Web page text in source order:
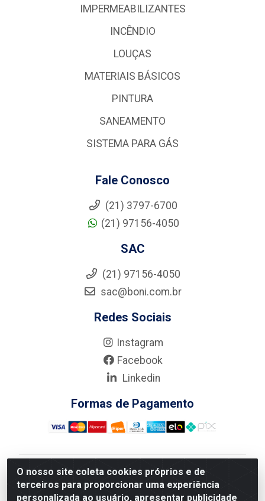
O nosso site coleta cookies próprios e de
terceiros para proporcionar uma experiência
personalizada ao usuário, apresentar publicidade
IMPERMEABILIZANTES
INCÊNDIO
LOUÇAS
MATERIAIS BÁSICOS
PINTURA
SANEAMENTO
SISTEMA PARA GÁS
Fale Conosco
(21) 3797-6700
(21) 97156-4050
SAC
(21) 97156-4050
sac@boni.com.br
Redes Sociais
Instagram
Facebook
Linkedin
Formas de Pagamento
Nova Boni Distribuidora de Material de Construção LTDA
- Rua Alice Tibiriçá, 330 - Vila Da Penha, Rio de
Janeiro/RJ - CEP: 21.210-110 - CNPJ: 11.003.135/0001-